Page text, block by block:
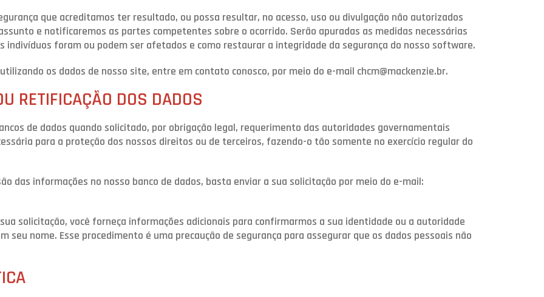
que acreditamos ter resultado, ou possa resultar, no acesso, uso ou divulgação não autorizados
e notificaremos as partes competentes sobre o ocorrido. Serão apuradas as medidas necessárias
indivíduos foram ou podem ser afetados e como restaurar a integridade da segurança do nosso software.
os dados de nosso site, entre em contato conosco, por meio do e-mail chcm@mackenzie.br.
RETIFICAÇÃO DOS DADOS
de dados quando solicitado, por obrigação legal, requerimento das autoridades governamentais
para a proteção dos nossos direitos ou de terceiros, fazendo-o tão somente no exercício regular do
das informações no nosso banco de dados, basta enviar a sua solicitação por meio do e-mail:
solicitação, você forneça informações adicionais para confirmarmos a sua identidade ou a autoridade
seu nome. Esse procedimento é uma precaução de segurança para assegurar que os dados pessoais não